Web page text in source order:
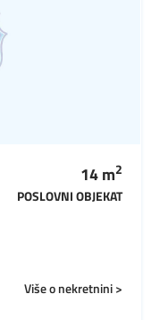
14m2
POSLOVNI OBJEKAT
Više o nekretnini >